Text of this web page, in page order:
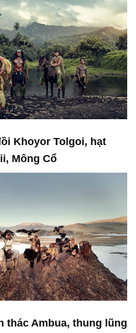
Khoyor Tolgoi, hạt
Mông Cổ
thác Ambua, thung lũng